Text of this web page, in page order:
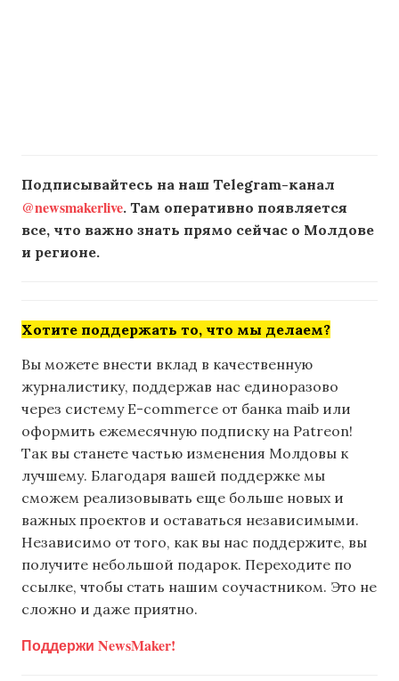
Подписывайтесь на наш Telegram-канал
@newsmakerlive. Там оперативно появляется
все, что важно знать прямо сейчас о Молдове
и регионе.
Хотите поддержать то, что мы делаем?
Вы можете внести вклад в качественную
журналистику, поддержав нас единоразово
через систему E-commerce от банка maib или
оформить ежемесячную подписку на Patreon!
Так вы станете частью изменения Молдовы к
лучшему. Благодаря вашей поддержке мы
сможем реализовывать еще больше новых и
важных проектов и оставаться независимыми.
Независимо от того, как вы нас поддержите, вы
получите небольшой подарок. Переходите по
ссылке, чтобы стать нашим соучастником. Это не
сложно и даже приятно.
Поддержи NewsMaker!